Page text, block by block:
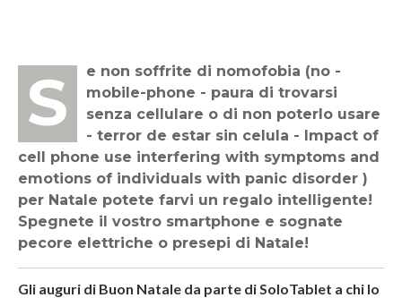
Se non soffrite di nomofobia (no -
mobile-phone - paura di trovarsi
senza cellulare o di non poterlo usare
- terror de estar sin celula - Impact of
cell phone use interfering with symptoms and
emotions of individuals with panic disorder )
per Natale potete farvi un regalo intelligente!
Spegnete il vostro smartphone e sognate
pecore elettriche o presepi di Natale!
Gli auguri di Buon Natale da parte di SoloTablet a chi lo